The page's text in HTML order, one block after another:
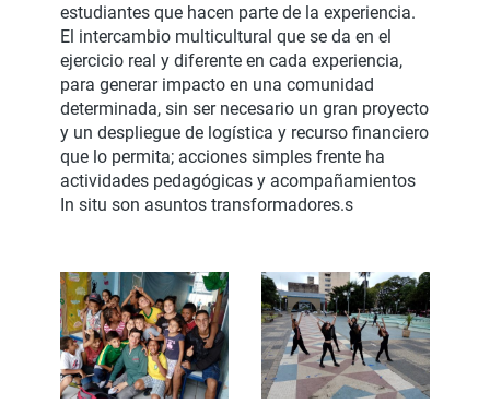
estudiantes que hacen parte de la experiencia.
El intercambio multicultural que se da en el
ejercicio real y diferente en cada experiencia,
para generar impacto en una comunidad
determinada, sin ser necesario un gran proyecto
y un despliegue de logística y recurso financiero
que lo permita; acciones simples frente ha
actividades pedagógicas y acompañamientos
In situ son asuntos transformadores.s